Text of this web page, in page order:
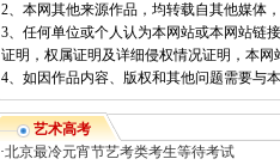
2、本网其他来源作品，均转载自其他媒体
3、任何单位或个人认为本网站或本网站链
证明，权属证明及详细侵权情况证明，本网
4、如因作品内容、版权和其他问题需要与
艺术高考
·北京最冷元宵节艺考类考生等待考试